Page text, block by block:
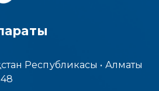
Республикасы • Алматы